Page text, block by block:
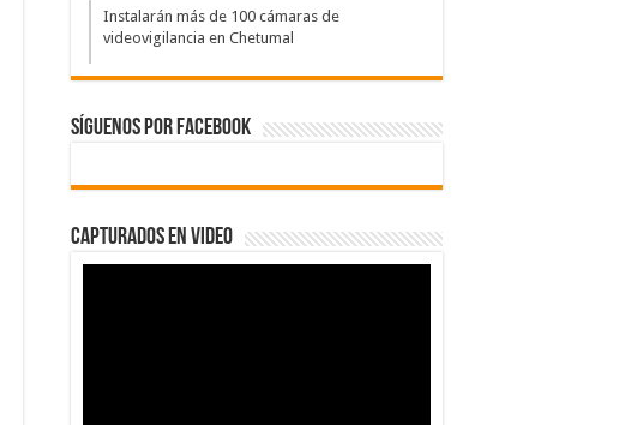
Instalarán más de 100 cámaras de
videovigilancia en Chetumal
Síguenos por Facebook
Capturados en Video